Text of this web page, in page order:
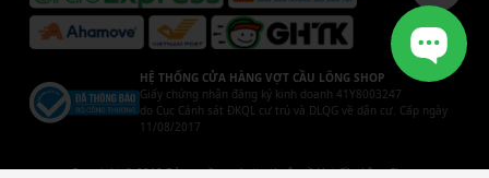
HỆ THỐNG CỬA HÀNG VỢT CẦU LÔNG SHOP
Giấy chứng nhận đăng ký kinh doanh 41Y8003247
do Cục Cảnh sát ĐKQL cư trú và DLQG về dân cư. Cấp ngày
11/08/2017
Copyright © 2019 Bản quyền website thuộc về Vợt Cầu Lông Shop.